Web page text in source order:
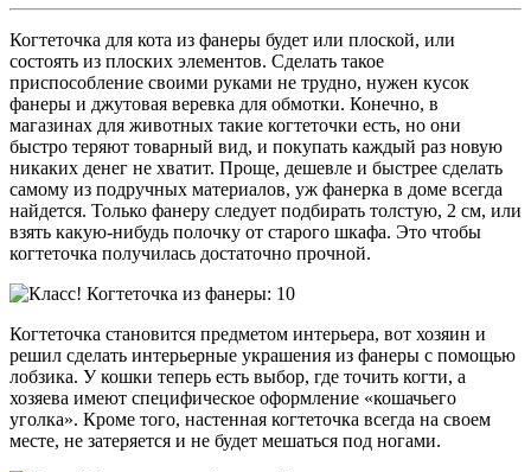
Когтеточка для кота из фанеры будет или плоской, или
состоять из плоских элементов. Сделать такое
приспособление своими руками не трудно, нужен кусок
фанеры и джутовая веревка для обмотки. Конечно, в
магазинах для животных такие когтеточки есть, но они
быстро теряют товарный вид, и покупать каждый раз новую
никаких денег не хватит. Проще, дешевле и быстрее сделать
самому из подручных материалов, уж фанерка в доме всегда
найдется. Только фанеру следует подбирать толстую, 2 см, или
взять какую-нибудь полочку от старого шкафа. Это чтобы
когтеточка получилась достаточно прочной.
Когтеточка становится предметом интерьера, вот хозяин и
решил сделать интерьерные украшения из фанеры с помощью
лобзика. У кошки теперь есть выбор, где точить когти, а
хозяева имеют специфическое оформление «кошачьего
уголка». Кроме того, настенная когтеточка всегда на своем
месте, не затеряется и не будет мешаться под ногами.